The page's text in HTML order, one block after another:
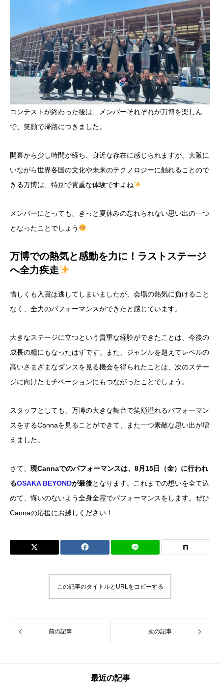
コンテストが終わった後は、メンバーそれぞれが万博を楽しん
で、笑顔で帰路につきました。
開幕から少し時間が経ち、身近な存在に感じられますが、大阪に
いながら世界各国の文化や未来のテクノロジーに触れることので
きる万博は、特別で貴重な体験ですよね
メンバーにとっても、きっと夏休みの忘れられない思い出の一つ
となったことでしょう
万博での熱気と感動を力に！ラストステージ
へ全力疾走
惜しくも入賞は逃してしまいましたが、会場の熱気に負けること
なく、全力のパフォーマンスができたと感じています。
大きなステージに立つという貴重な経験ができたことは、今後の
成長の糧にもなったはずです。また、ジャンルを超えてレベルの
高いさまざまなダンスを見る機会を得られたことは、次のステー
ジに向けたモチベーションにもつながったことでしょう。
スタッフとしても、万博の大きな舞台で笑顔溢れるパフォーマン
スをするCannaを見ることができて、また一つ素敵な思い出が増
えました。
さて、 現Cannaでのパフォーマンスは、8月15日（金）に行われ
るOSAKA BEYONDが最後となります。これまでの想いを全て込
めて、悔いのないよう全身全霊でパフォーマンスをします。ぜひ
Cannaの応援にお越しください！
この記事のタイトルとURLをコピーする
前の記事 次の記事
最近の記事